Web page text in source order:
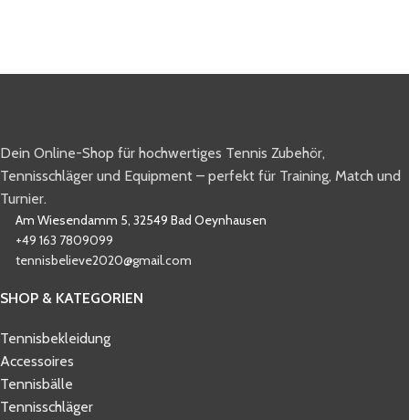
Dein Online-Shop für hochwertiges Tennis Zubehör,
Tennisschläger und Equipment – perfekt für Training, Match und
Turnier.
Am Wiesendamm 5, 32549 Bad Oeynhausen
+49 163 7809099
tennisbelieve2020@gmail.com
SHOP & KATEGORIEN
Tennisbekleidung
Accessoires
Tennisbälle
Tennisschläger